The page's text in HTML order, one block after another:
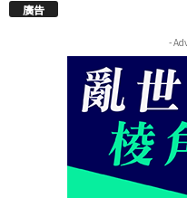
廣告
-